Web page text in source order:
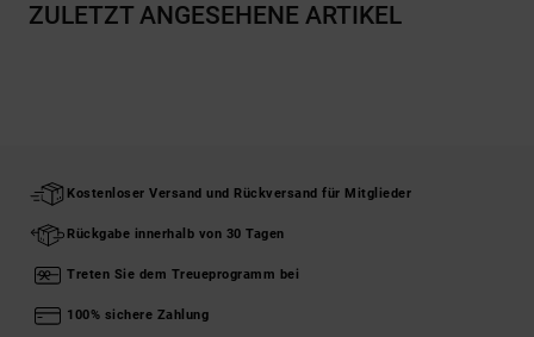
ZULETZT ANGESEHENE ARTIKEL
Kostenloser Versand und Rückversand für Mitglieder
Rückgabe innerhalb von 30 Tagen
Treten Sie dem Treueprogramm bei
100% sichere Zahlung